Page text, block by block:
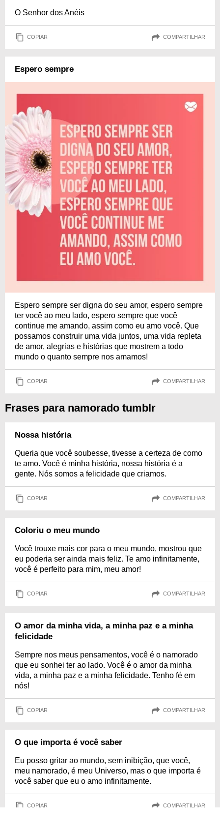
O Senhor dos Anéis
COPIAR COMPARTILHAR
Espero sempre
Espero sempre ser digna do seu amor, espero sempre
ter você ao meu lado, espero sempre que você
continue me amando, assim como eu amo você. Que
possamos construir uma vida juntos, uma vida repleta
de amor, alegrias e histórias que mostrem a todo
mundo o quanto sempre nos amamos!
COPIAR COMPARTILHAR
Frases para namorado tumblr
Nossa história
Queria que você soubesse, tivesse a certeza de como
te amo. Você é minha história, nossa história é a
gente. Nós somos a felicidade que criamos.
COPIAR COMPARTILHAR
Coloriu o meu mundo
Você trouxe mais cor para o meu mundo, mostrou que
eu poderia ser ainda mais feliz. Te amo infinitamente,
você é perfeito para mim, meu amor!
COPIAR COMPARTILHAR
O amor da minha vida, a minha paz e a minha
felicidade
Sempre nos meus pensamentos, você é o namorado
que eu sonhei ter ao lado. Você é o amor da minha
vida, a minha paz e a minha felicidade. Tenho fé em
nós!
COPIAR COMPARTILHAR
O que importa é você saber
Eu posso gritar ao mundo, sem inibição, que você,
meu namorado, é meu Universo, mas o que importa é
você saber que eu o amo infinitamente.
COPIAR COMPARTILHAR